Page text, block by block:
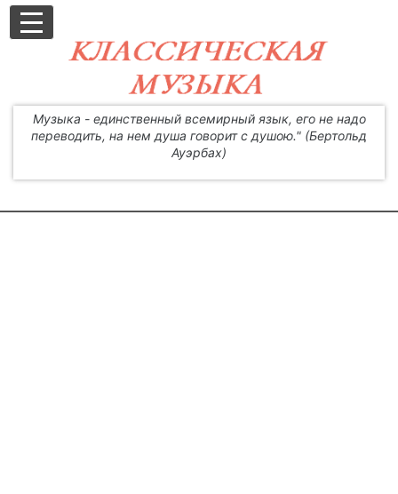
Музыка - единственный всемирный язык, его не надо
переводить, на нем душа говорит с душою." (Бертольд
Ауэрбах)